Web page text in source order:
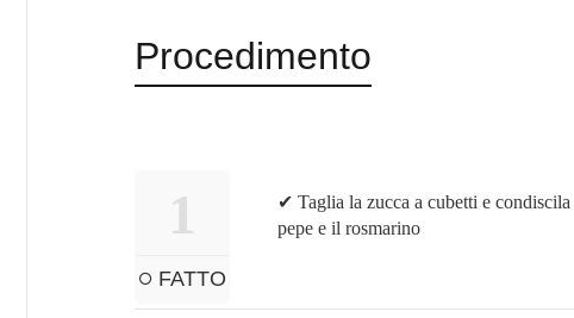
Procedimento
1
FATTO
✔ Taglia la zucca a cubetti e
pepe e il rosmarino